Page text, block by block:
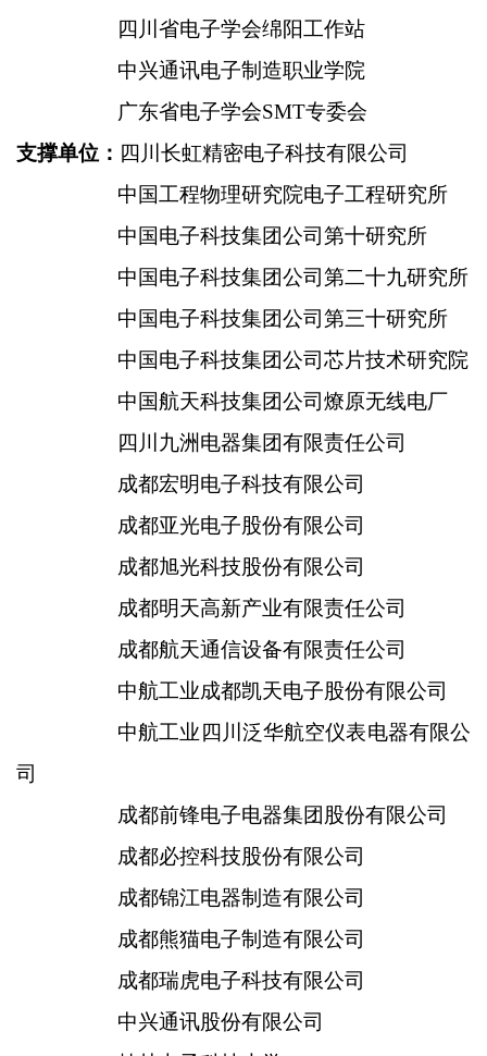
四川省电子学会绵阳工作站
中兴通讯电子制造职业学院
广东省电子学会SMT专委会
支撑单位： 四川长虹精密电子科技有限公司
中国工程物理研究院电子工程研究所
中国电子科技集团公司第十研究所
中国电子科技集团公司第二十九研究所
中国电子科技集团公司第三十研究所
中国电子科技集团公司芯片技术研究院
中国航天科技集团公司燎原无线电厂
四川九洲电器集团有限责任公司
成都宏明电子科技有限公司
成都亚光电子股份有限公司
成都旭光科技股份有限公司
成都明天高新产业有限责任公司
成都航天通信设备有限责任公司
中航工业成都凯天电子股份有限公司
中航工业四川泛华航空仪表电器有限公
司
成都前锋电子电器集团股份有限公司
成都必控科技股份有限公司
成都锦江电器制造有限公司
成都熊猫电子制造有限公司
成都瑞虎电子科技有限公司
中兴通讯股份有限公司